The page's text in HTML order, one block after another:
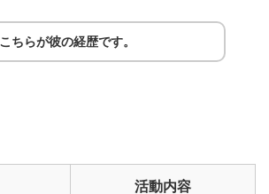
ちらが彼の経歴です。
活動内容